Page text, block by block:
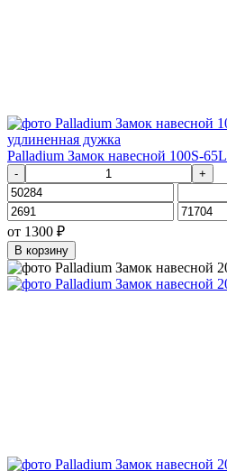
Palladium Замок навесной 100S-65L
- +
от 1300 ₽
В корзину